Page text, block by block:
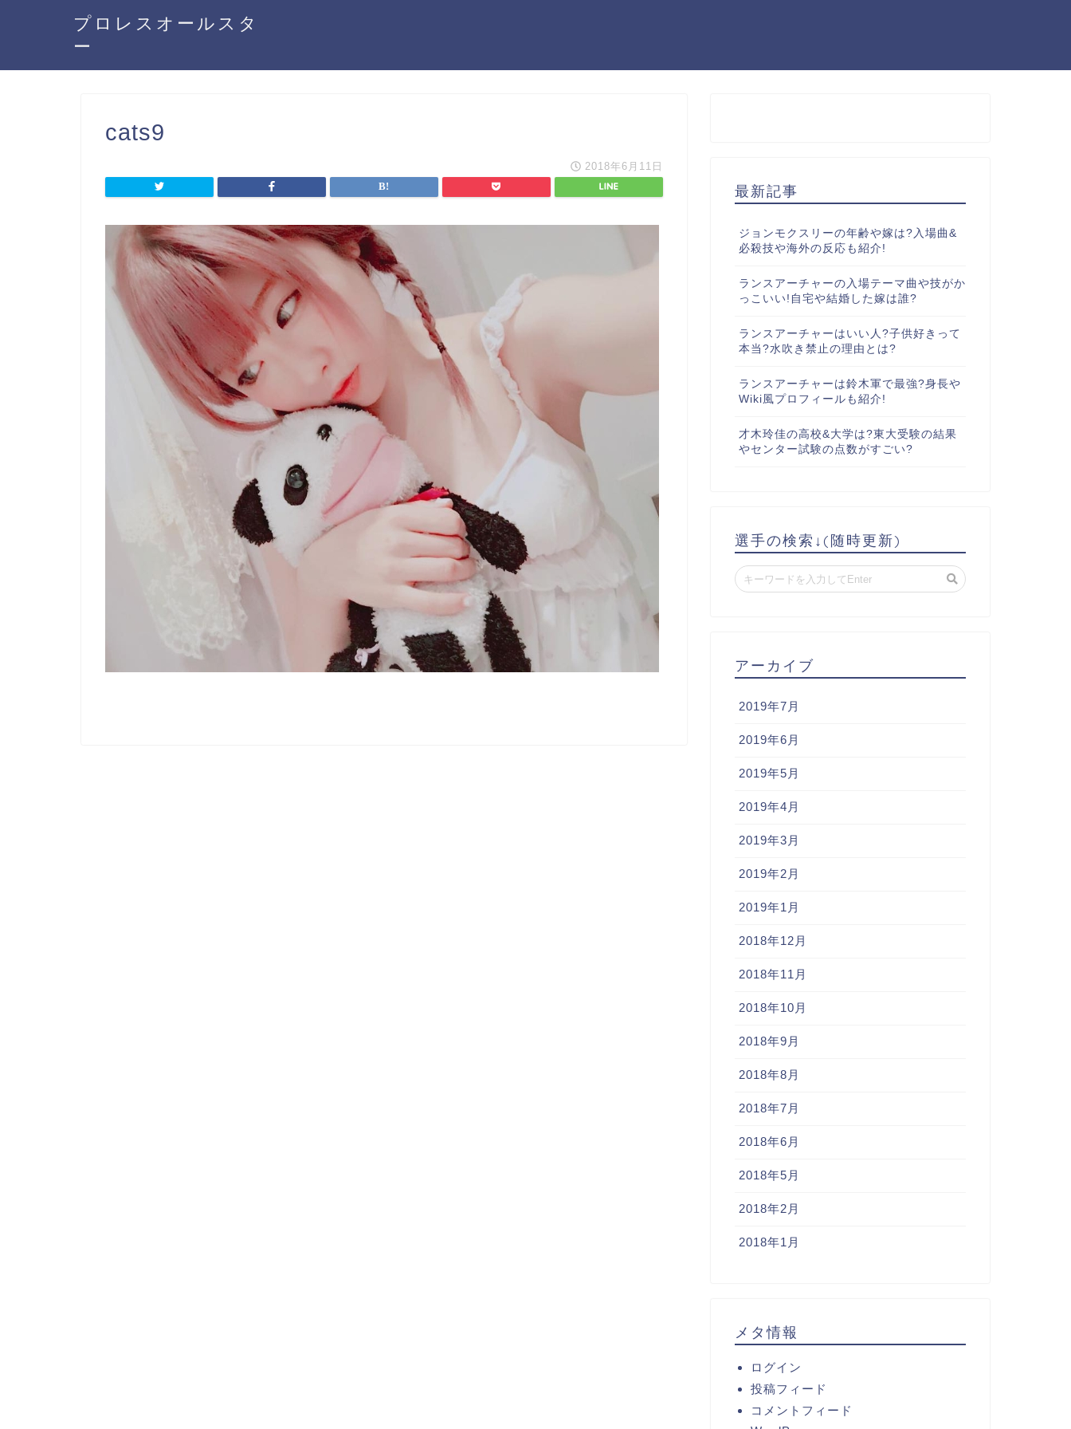
プロレスオールスタ
ー
cats9
2018年6月11日
最新記事
ジョンモクスリーの年齢や嫁は?入場曲&
必殺技や海外の反応も紹介!
ランスアーチャーの入場テーマ曲や技がか
っこいい!自宅や結婚した嫁は誰?
ランスアーチャーはいい人?子供好きって
本当?水吹き禁止の理由とは?
ランスアーチャーは鈴木軍で最強?身長や
Wiki風プロフィールも紹介!
才木玲佳の高校&大学は?東大受験の結果
やセンター試験の点数がすごい?
選手の検索↓(随時更新)
アーカイブ
2019年7月
2019年6月
2019年5月
2019年4月
2019年3月
2019年2月
2019年1月
2018年12月
2018年11月
2018年10月
2018年9月
2018年8月
2018年7月
2018年6月
2018年5月
2018年2月
2018年1月
メタ情報
ログイン
投稿フィード
コメントフィード